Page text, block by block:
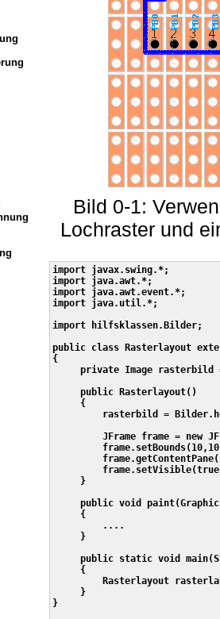
Bild 0-1:
Lochraster und
import javax.swing.*;
import java.awt.*;
import java.awt.event.*;
import java.util.*;
import hilfsklassen.Bilder;
public class Rasterlayout
{
private Image rasterbild
     public Rasterlayout()
     {
rasterbild =
JFrame frame = new
     }
public void
     {
         ....
     }
public static void
     {
Rasterlayout
     }
}